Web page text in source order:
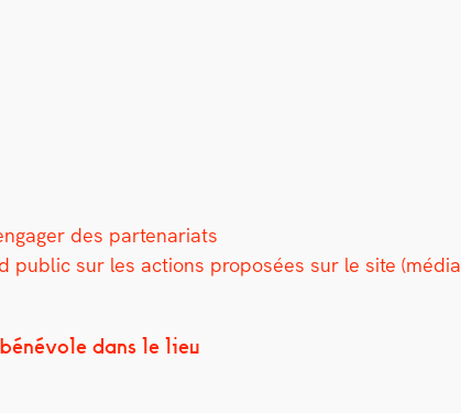
des parte­nar­i­ats
pub­lic sur les actions pro­posées sur le site
dans le lieu